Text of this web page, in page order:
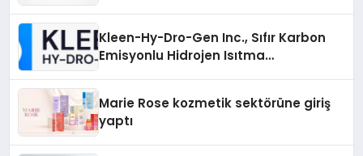
Kleen-Hy-Dro-Gen Inc., Sıfır Karbon
Emisyonlu Hidrojen Isıtma
Marie Rose kozmetik sektörüne giriş
yaptı